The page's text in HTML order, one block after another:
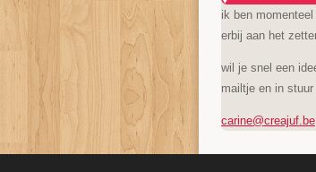
ik ben
erbij aan het
wil je snel een
mailtje en in
carine@creajuf.be